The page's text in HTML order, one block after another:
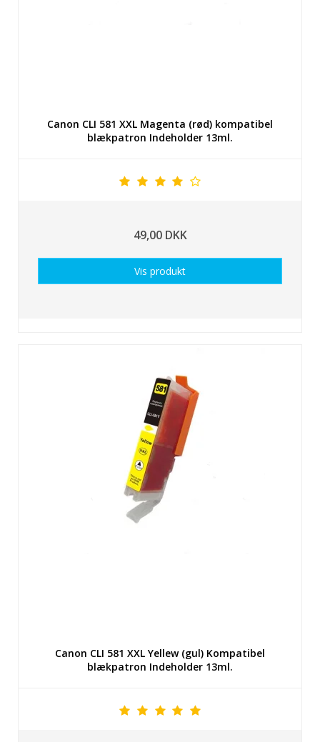
Canon CLI 581 XXL Magenta (rød) kompatibel
blækpatron Indeholder 13ml.
49,00 DKK
Vis produkt
Canon CLI 581 XXL Yellew (gul) Kompatibel
blækpatron Indeholder 13ml.